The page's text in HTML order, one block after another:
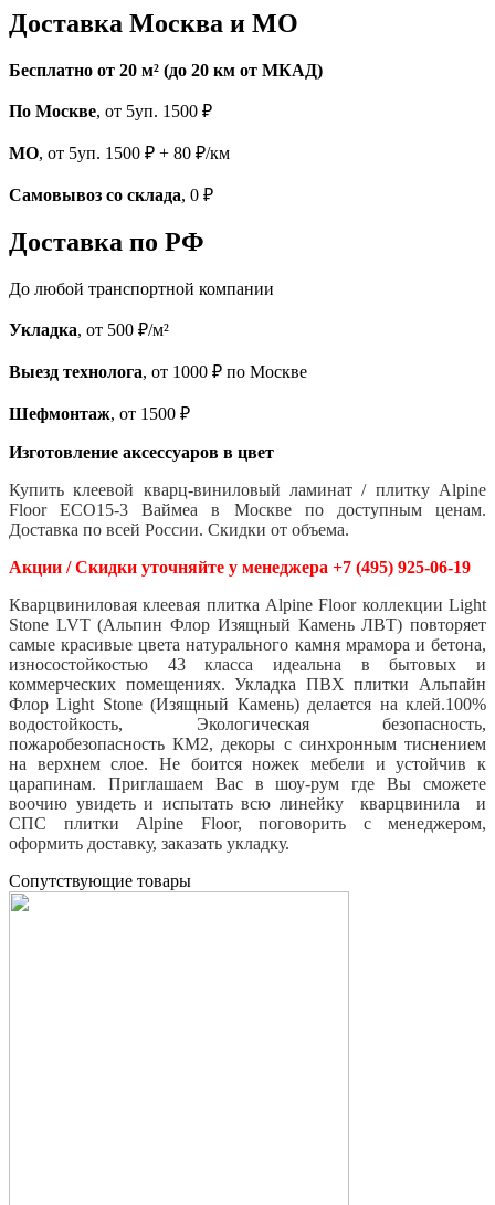
Доставка Москва и МО
Бесплатно от 20 м² (до 20 км от МКАД)
По Москве, от 5уп. 1500 ₽
МО, от 5уп. 1500 ₽ + 80 ₽/км
Самовывоз со склада, 0 ₽
Доставка по РФ
До любой транспортной компании
Укладка, от 500 ₽/м²
Выезд технолога, от 1000 ₽ по Москве
Шефмонтаж, от 1500 ₽
Изготовление аксессуаров в цвет
Купить клеевой кварц-виниловый ламинат / плитку Alpine
Floor ECO15-3 Ваймеав Москве по доступным ценам.
Доставка по всей России. Скидки от объема.
Акции / Скидки уточняйте у менеджера +7 (495) 925-06-19
Кварцвиниловая клеевая плитка Alpine Floor коллекции Light
Stone LVT (Альпин Флор Изящный Камень ЛВТ) повторяет
самые красивые цвета натурального камня мрамора и бетона,
износостойкостью 43 класса идеальна в бытовых и
коммерческих помещениях. Укладка ПВХ плитки Альпайн
Флор Light Stone (Изящный Камень) делается на клей.100%
водостойкость, Экологическая безопасность,
пожаробезопасность КМ2, декоры с синхронным тиснением
на верхнем слое. Не боится ножек мебели и устойчив к
царапинам. Приглашаем Вас в шоу-рум где Вы сможете
воочию увидеть и испытать всю линейку кварцвинила и
СПС плитки Alpine Floor, поговорить с менеджером,
оформить доставку, заказать укладку.
Cопутствующие товары